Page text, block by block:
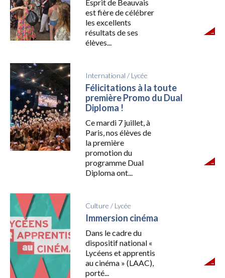
Esprit de Beauvais
est fière de célébrer
les excellents
résultats de ses
élèves...
International / Lycée
Félicitations à la toute
première Promo du Dual
Diploma !
Ce mardi 7 juillet, à
Paris, nos élèves de
la première
promotion du
programme Dual
Diploma ont...
Culture / Lycée
Immersion cinéma
Dans le cadre du
dispositif national «
Lycéens et apprentis
au cinéma » (LAAC),
porté...